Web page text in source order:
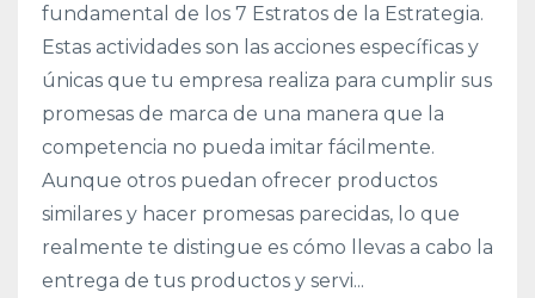
fundamental de los 7 Estratos de la Estrategia.
Estas actividades son las acciones específicas y
únicas que tu empresa realiza para cumplir sus
promesas de marca de una manera que la
competencia no pueda imitar fácilmente.
Aunque otros puedan ofrecer productos
similares y hacer promesas parecidas, lo que
realmente te distingue es cómo llevas a cabo la
entrega de tus productos y servi...